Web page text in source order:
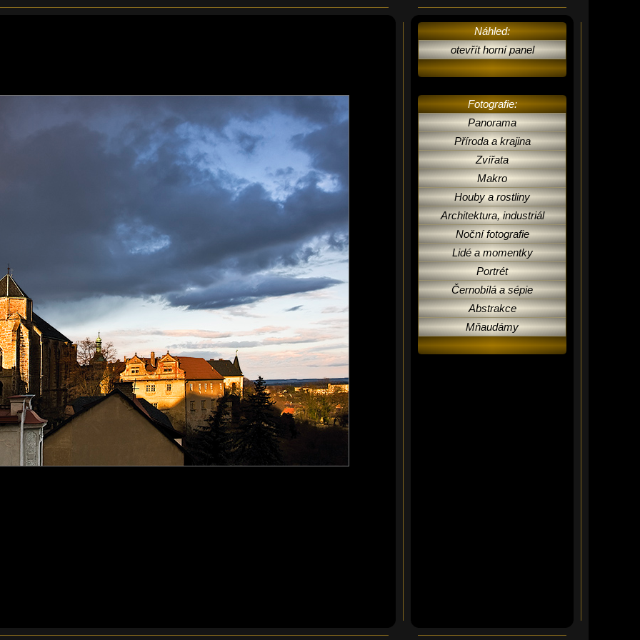
Náhled:
otevřít horní panel
Fotografie:
Panorama
Příroda a krajina
Zvířata
Makro
Houby a rostliny
Architektura, industriál
Noční fotografie
Lidé a momentky
Portrét
Černobílá a sépie
Abstrakce
Mňaudámy